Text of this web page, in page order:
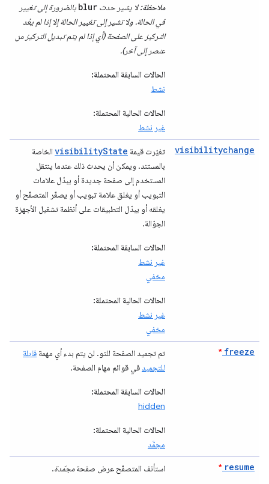
ملاحظة:لا يشير حدث blur بالضرورة إلى تغيير
في الحالة. ولا تشير إلى تغيير الحالة إلا إذا لم يعُد
التركيز على الصفحة (أي إذا لم يتم تبديل التركيز من
عنصر إلى آخر).
الحالات السابقة المحتملة:
نشط
الحالات الحالية المحتملة:
غير نشط
visibilitychange تغيّرت قيمة visibilityState الخاصة
بالمستند. ويمكن أن يحدث ذلك عندما ينتقل
المستخدم إلى صفحة جديدة أو يبدّل علامات
التبويب أو يغلق علامة تبويب أو يصغّر المتصفّح أو
يغلقه أو يبدّل التطبيقات على أنظمة تشغيل الأجهزة
الجوّالة.
الحالات السابقة المحتملة:
غير نشط
مخفي
الحالات الحالية المحتملة:
غير نشط
مخفي
freeze
* تم تجميد الصفحة للتو. لن يتم بدء أي مهمة قابلة
للتجميد في قوائم مهام الصفحة.
الحالات السابقة المحتملة:
hidden
الحالات الحالية المحتملة:
مجمَّد
resume
* استأنف المتصفّح عرض صفحةمجمّدة.